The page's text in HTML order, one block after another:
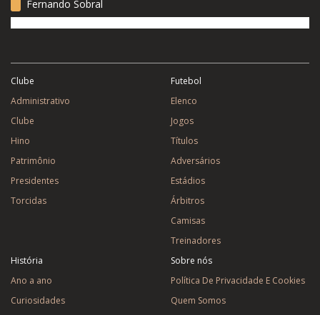
Fernando Sobral
Clube
Administrativo
Clube
Hino
Patrimônio
Presidentes
Torcidas
Futebol
Elenco
Jogos
Títulos
Adversários
Estádios
Árbitros
Camisas
Treinadores
História
Ano a ano
Curiosidades
Sobre nós
Política De Privacidade E Cookies
Quem Somos